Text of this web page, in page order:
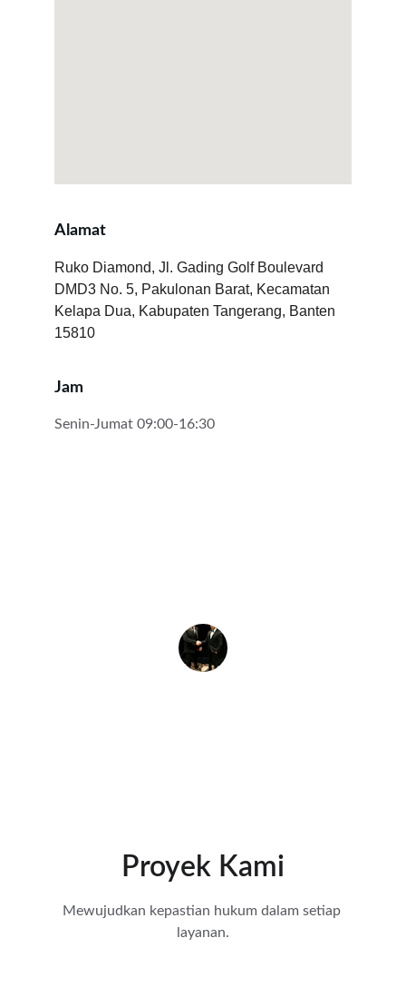
Alamat
Ruko Diamond, Jl. Gading Golf Boulevard
DMD3 No. 5, Pakulonan Barat, Kecamatan
Kelapa Dua, Kabupaten Tangerang, Banten
15810
Jam
Senin-Jumat 09:00-16:30
Proyek Kami
Mewujudkan kepastian hukum dalam setiap
layanan.